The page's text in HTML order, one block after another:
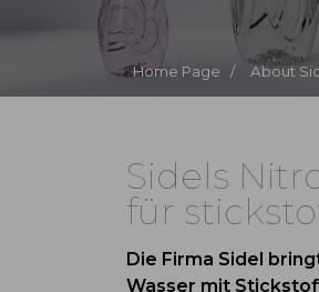
Home Page / About
Sidels
für
Die Firma Sidel
Wasser mit